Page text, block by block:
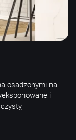
osadzonymi na
i